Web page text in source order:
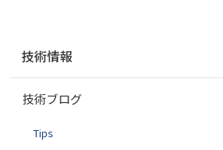
ゲ
技術情報
技術ブログ
Tips